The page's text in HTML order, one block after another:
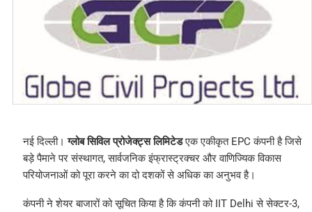
नई दिल्ली।ग्लोब सिविल प्रोजेक्ट्स लिमिटेडएक एकीकृत EPC कंपनी है जिसे
बड़े पैमाने पर संस्थागत, सार्वजनिक इंफ्रास्ट्रक्चर और वाणिज्यिक विकास
परियोजनाओं को पूरा करने का दो दशकों से अधिक का अनुभव है।
कंपनी ने शेयर बाजारों को सूचित किया है कि कंपनी को IIT Delhi से सेक्टर-3,